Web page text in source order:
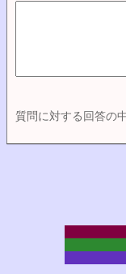
質問に対する回答の